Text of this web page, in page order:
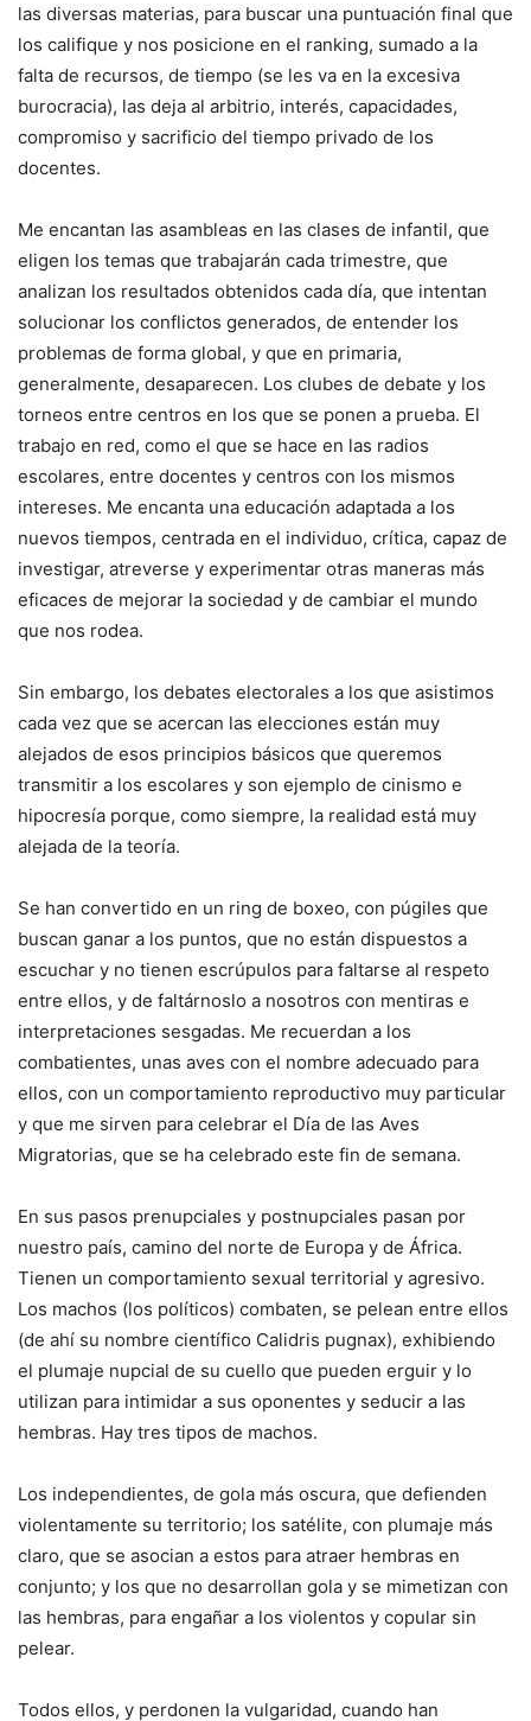
las diversas materias, para buscar una puntuación final que
los califique y nos posicione en el ranking, sumado a la
falta de recursos, de tiempo (se les va en la excesiva
burocracia), las deja al arbitrio, interés, capacidades,
compromiso y sacrificio del tiempo privado de los
docentes.
Me encantan las asambleas en las clases de infantil, que
eligen los temas que trabajarán cada trimestre, que
analizan los resultados obtenidos cada día, que intentan
solucionar los conflictos generados, de entender los
problemas de forma global, y que en primaria,
generalmente, desaparecen. Los clubes de debate y los
torneos entre centros en los que se ponen a prueba. El
trabajo en red, como el que se hace en las radios
escolares, entre docentes y centros con los mismos
intereses. Me encanta una educación adaptada a los
nuevos tiempos, centrada en el individuo, crítica, capaz de
investigar, atreverse y experimentar otras maneras más
eficaces de mejorar la sociedad y de cambiar el mundo
que nos rodea.
Sin embargo, los debates electorales a los que asistimos
cada vez que se acercan las elecciones están muy
alejados de esos principios básicos que queremos
transmitir a los escolares y son ejemplo de cinismo e
hipocresía porque, como siempre, la realidad está muy
alejada de la teoría.
Se han convertido en un ring de boxeo, con púgiles que
buscan ganar a los puntos, que no están dispuestos a
escuchar y no tienen escrúpulos para faltarse al respeto
entre ellos, y de faltárnoslo a nosotros con mentiras e
interpretaciones sesgadas. Me recuerdan a los
combatientes, unas aves con el nombre adecuado para
ellos, con un comportamiento reproductivo muy particular
y que me sirven para celebrar el Día de las Aves
Migratorias, que se ha celebrado este fin de semana.
En sus pasos prenupciales y postnupciales pasan por
nuestro país, camino del norte de Europa y de África.
Tienen un comportamiento sexual territorial y agresivo.
Los machos (los políticos) combaten, se pelean entre ellos
(de ahí su nombre científico Calidris pugnax), exhibiendo
el plumaje nupcial de su cuello que pueden erguir y lo
utilizan para intimidar a sus oponentes y seducir a las
hembras. Hay tres tipos de machos.
Los independientes, de gola más oscura, que defienden
violentamente su territorio; los satélite, con plumaje más
claro, que se asocian a estos para atraer hembras en
conjunto; y los que no desarrollan gola y se mimetizan con
las hembras, para engañar a los violentos y copular sin
pelear.
Todos ellos, y perdonen la vulgaridad, cuando han